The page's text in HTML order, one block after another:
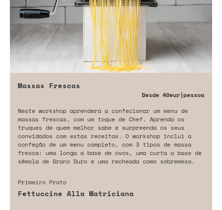
Massas Frescas
Desde 40eur|pessoa
Neste workshop aprenderá a confecionar um menu de
massas frescas, com um toque de Chef. Aprenda os
truques de quem melhor sabe e surpreenda os seus
convidados com estas receitas. O workshop inclui a
confeção de um menu completo, com 3 tipos de massa
fresca: uma longa a base de ovos, uma curta a base de
sêmola de Grano Duro e uma recheada como sobremesa.
Primeiro Prato
Fettuccine Alla Matriciana